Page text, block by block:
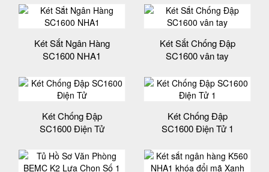
Két Sắt Ngân Hàng
SC1600 NHA1
Két Sắt Chống Đập
SC1600 vân tay
Két Chống Đập
SC1600 Điện Tử
Két Chống Đập
SC1600 Điện Tử 1